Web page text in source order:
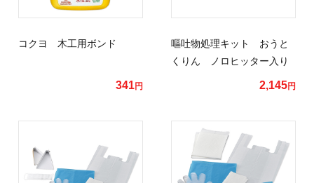
コクヨ 木工用ボンド
341円
嘔吐物処理キット おうと
くりん ノロヒッター入り
2,145円